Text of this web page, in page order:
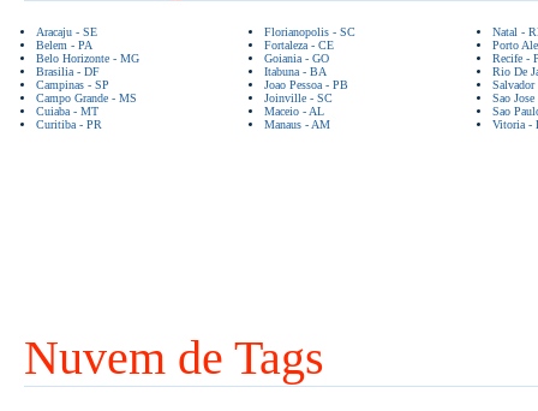
Aracaju - SE
Belem - PA
Belo Horizonte - MG
Brasilia - DF
Campinas - SP
Campo Grande - MS
Cuiaba - MT
Curitiba - PR
Florianopolis - SC
Fortaleza - CE
Goiania - GO
Itabuna - BA
Joao Pessoa - PB
Joinville - SC
Maceio - AL
Manaus - AM
Natal -
Porto
Recife -
Rio De
Sao
Sao
Vitoria -
Nuvem de Tags